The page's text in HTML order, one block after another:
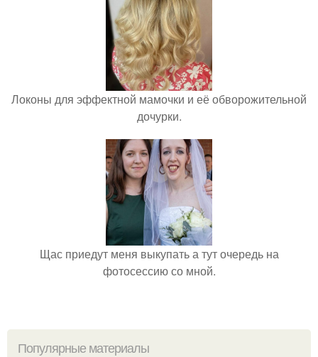
Локоны для эффектной мамочки и её обворожительной
дочурки.
Щас приедут меня выкупать а тут очередь на
фотосессию со мной.
Популярные материалы